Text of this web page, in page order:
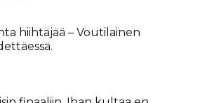
hiihtäjää – Voutilainen